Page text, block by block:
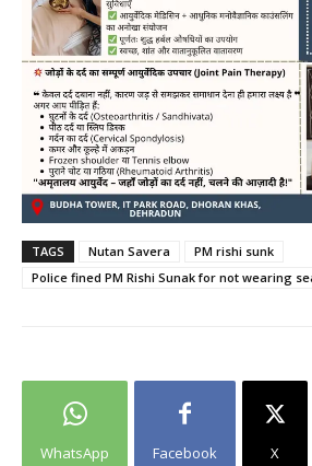
TAGS Nutan Savera
PM rishi sunk
Police fined PM Rishi Sunak for not wearing
WhatsApp Facebook X